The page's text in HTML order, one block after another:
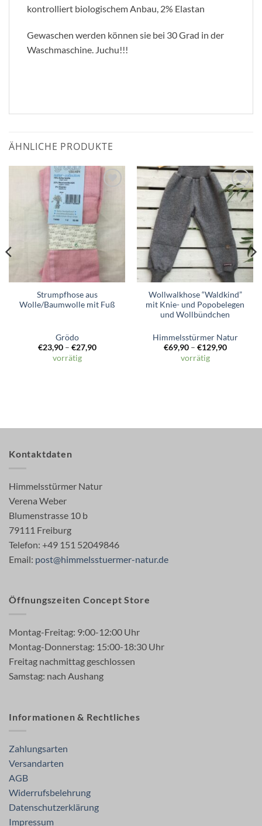
kontrolliert biologischem Anbau, 2% Elastan
Gewaschen werden können sie bei 30 Grad in der
Waschmaschine. Juchu!!!
ÄHNLICHE PRODUKTE
Zum
Wunschzettel
hinzufügen
Strumpfhose aus
Wolle/Baumwolle mit Fuß
Grödo
€23,90– €27,90
vorrätig
Zum
Wunschzettel
hinzufügen
Wollwalkhose “Waldkind”
mit Knie- und Popobelegen
und Wollbündchen
Himmelsstürmer Natur
€69,90– €129,90
vorrätig
Kontaktdaten
Himmelsstürmer Natur
Verena Weber
Blumenstrasse 10 b
79111 Freiburg
Telefon: +49 151 52049846
Email: post@himmelsstuermer-natur.de
Öffnungszeiten Concept Store
Montag-Freitag: 9:00-12:00 Uhr
Montag-Donnerstag: 15:00-18:30 Uhr
Freitag nachmittag geschlossen
Samstag: nach Aushang
Informationen & Rechtliches
Zahlungsarten
Versandarten
AGB
Widerrufsbelehrung
Datenschutzerklärung
Impressum